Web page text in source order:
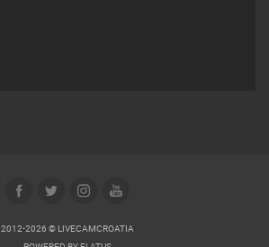
2012-2026 © LIVECAMCROATIA